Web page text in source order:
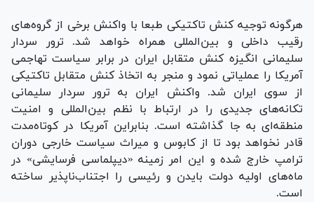
هرگونه توجیه کنش تاکتیکی طبعا با واکنش برخی از گروه‌های
رقیب داخلی و بین‌المللی همراه خواهد شد. ترور سردار
سلیمانی انگیزه کنش متقابل ایران در برابر سیاست تهاجمی
آمریکا را عملیاتی نمود و منجر به اتخاذ کنش متقابل تاکتیکی
از سوی ایران شد. واکنش ایران به ترور سردار سلیمانی
تکانه‌های جدیدی را در ارتباط با نظم بین‌المللی و امنیت
منطقه‌ای به جا گذاشته است. بنابراین آمریکا در کوتاه‌مدت
قادر نخواهد بود تا از کابوس و میراث سیاست خارجی دوران
ترامپ خارج شده و این امر زمینه «دیپلماسی فرسایشی» در
ماه‌های اولیه دولت بایدن و رئیسی را اجتناب‌ناپذیر ساخته
است.